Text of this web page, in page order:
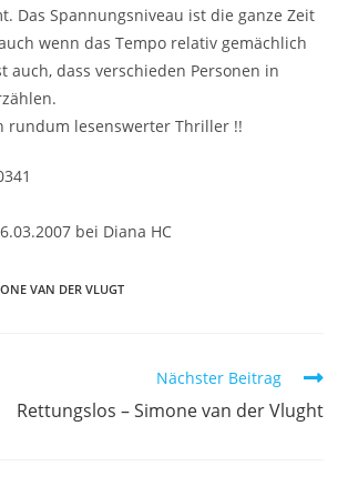
Das Spannungsniveau ist die ganze Zeit
wenn das Tempo relativ gemächlich
auch, dass verschieden Personen in
rundum lesenswerter Thriller !!
bei Diana HC
VAN DER VLUGT
Nächster Beitrag
Rettungslos – Simone van der Vlught